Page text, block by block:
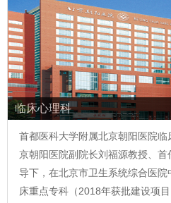
临床心理科
首都医科大学附属北京朝阳医院
京朝阳医院副院长刘福源教授、
导下，在北京市卫生系统综合医
床重点专科（2018年获批建设项